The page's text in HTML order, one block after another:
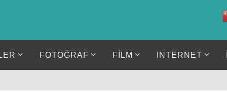
FOTOĞRAF FİLM INTERNET